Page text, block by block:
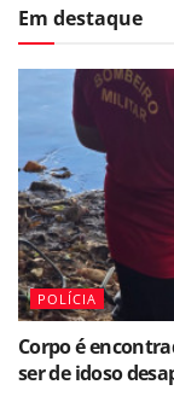
Em destaque
POLÍCIA
Corpo é
ser de idoso